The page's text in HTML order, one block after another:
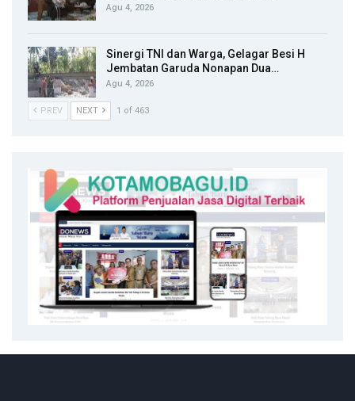
Agu 4, 2026
Sinergi TNI dan Warga, Gelagar Besi H
Jembatan Garuda Nonapan Dua…
Agu 4, 2026
PREV NEXT 1 of 463